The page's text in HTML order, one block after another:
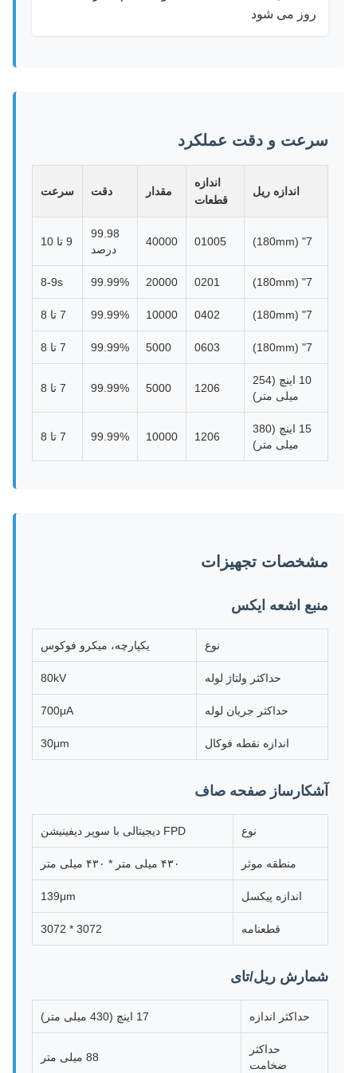
روز می شود
سرعت و دقت عملکرد
اندازه ریل
اندازه
قطعات
مقدار دقت سرعت
7" (180mm)
01005
40000
99.98
درصد
9 تا 10
7" (180mm)
0201
20000
99.99%
8-9s
7" (180mm)
0402
10000
99.99% 7 تا 8
7" (180mm)
0603
5000
99.99% 7 تا 8
10 اینچ (254
میلی متر)
1206
5000
99.99% 7 تا 8
15 اینچ (380
میلی متر)
1206
10000
99.99% 7 تا 8
مشخصات تجهیزات
منبع اشعه ایکس
نوع یکپارچه، میکرو فوکوس
حداکثر ولتاژ لوله 80kV
حداکثر جریان لوله 700μA
اندازه نقطه فوکال 30μm
آشکارساز صفحه صاف
نوع FPD دیجیتالی با سوپر دیفینیشن
منطقه موثر ۴۳۰ میلی متر * ۴۳۰ میلی متر
اندازه پیکسل 139μm
قطعنامه 3072 * 3072
شمارش ریل/تای
حداکثر اندازه 17 اینچ (430 میلی متر)
حداکثر
ضخامت
88 میلی متر